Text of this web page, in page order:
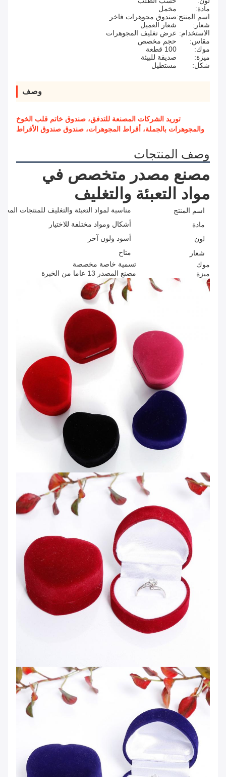
مادة:
مخمل
اسم المنتج:صندوق مجوهرات فاخر
شعار:
شعار العميل
الاستخدام: عرض تغليف المجوهرات
مقاس:
حجم مخصص
موك:
100 قطعة
ميزة:
صديقة للبيئة
شكل:
مستطيل
وصف
توريد الشركات المصنعة للتدفق، صندوق خاتم قلب الخوخ
والمجوهرات بالجملة، أقراط المجوهرات، صندوق صندوق الأقراط
وصف المنتجات
مواد التعبئة والتغليف
اسم المنتج
مناسبة لمواد التعبئة والتغليف للمنتجات
مادة
أشكال ومواد مختلفة للاختيار
لون
أسود ولون آخر
شعار
متاح
موك
تسمية خاصة مخصصة
ميزة
مصنع المصدر 13 عاما من الخبرة